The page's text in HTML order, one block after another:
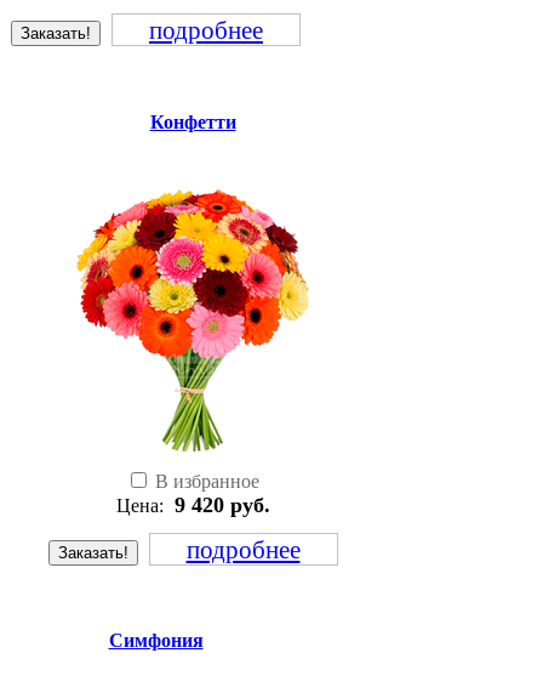
Заказать! подробнее
Конфетти
В избранное
Цена: 9 420 руб.
Заказать! подробнее
Симфония